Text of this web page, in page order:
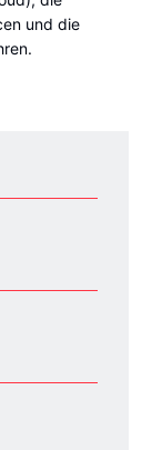
und die